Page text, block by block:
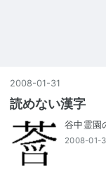
2008-01 -31
読めない漢字
谷中霊園
2008-01-